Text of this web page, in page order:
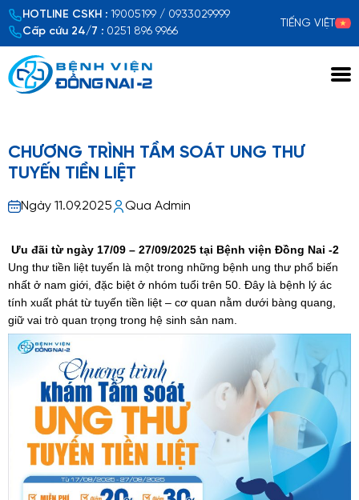
HOTLINE CSKH : 19005199 / 0933029999
Cấp cứu 24/7 : 0251 896 9966
TIẾNG VIỆT
CHƯƠNG TRÌNH TẦM SOÁT UNG THƯ
TUYẾN TIỀN LIỆT
Ngày 11.09.2025 Qua Admin
Ưu đãi từ ngày 17/09 – 27/09/2025 tại Bệnh viện Đồng Nai -2
Ung thư tiền liệt tuyến là một trong những bệnh ung thư phổ biến
nhất ở nam giới, đặc biệt ở nhóm tuổi trên 50. Đây là bệnh lý ác
tính xuất phát từ tuyến tiền liệt – cơ quan nằm dưới bàng quang,
giữ vai trò quan trọng trong hệ sinh sản nam.